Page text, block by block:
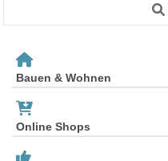
Bauen & Wohnen
Online Shops